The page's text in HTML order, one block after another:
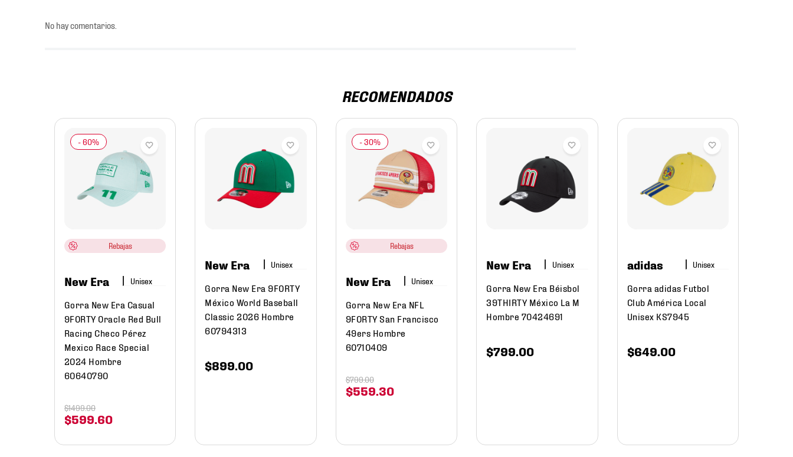
No hay comentarios.
RECOMENDADOS
Rebajas
New Era
Gorra New Era Casual
9FORTY Oracle Red Bull
Racing Checo Pérez
Mexico Race Special
2024 Hombre
60640790
$599.60
$1499.00
New Era
Gorra New Era 9FORTY
México World Baseball
Classic 2026 Hombre
60794313
$899.00
Rebajas
New Era
Gorra New Era NFL
9FORTY San Francisco
49ers Hombre
60710409
$559.30
$799.00
New Era
Gorra New Era Béisbol
39THIRTY México La M
Hombre 70424691
$799.00
adidas
Gorra adidas Futbol
Club América Local
Unisex KS7945
$649.00